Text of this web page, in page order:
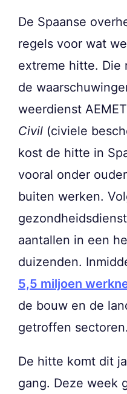
De Spaanse
regels voor wat
extreme hitte. Die
de
weerdienst
Civil (civiele
kost de hitte in
vooral onder
buiten werken.
aantallen in een
duizenden.
5,5 miljoen
de bouw en de
getroffen sectoren.
De hitte komt dit
gang. Deze week